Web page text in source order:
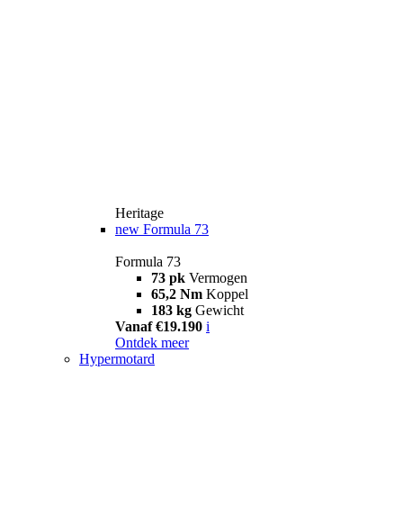
Heritage
new Formula 73
Formula 73
73 pk Vermogen
65,2 Nm Koppel
183 kg Gewicht
Vanaf €19.190 i
Ontdek meer
Hypermotard